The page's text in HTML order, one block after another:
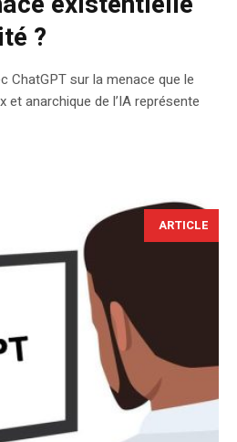
?
ChatGPT sur la menace que le
et anarchique de l’IA représente
ARTICLE